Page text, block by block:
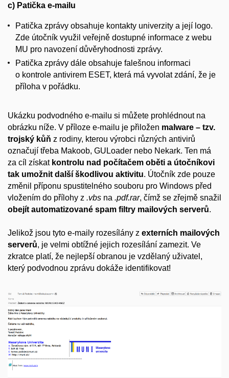
c) Patička e-mailu
Patička zprávy obsahuje kontakty univerzity a její logo.
Zde útočník využil veřejně dostupné informace z webu
MU pro navození důvěryhodnosti zprávy.
Patička zprávy dále obsahuje falešnou informaci
o kontrole antivirem ESET, která má vyvolat zdání, že je
příloha v pořádku.
Ukázku podvodného e-mailu si můžete prohlédnout na
obrázku níže. V příloze e-mailu je přiložen malware – tzv.
trojský kůň z rodiny, kterou výrobci různých antivirů
označují třeba Makoob, GULoader nebo Nekark. Ten má
za cíl získat kontrolu nad počítačem oběti a útočníkovi
tak umožnit další škodlivou aktivitu. Útočník zde pouze
změnil příponu spustitelného souboru pro Windows před
vložením do přílohy z .vbs na .pdf.rar, čímž se zřejmě snažil
obejít automatizované spam filtry mailových serverů.
Jelikož jsou tyto e-maily rozesílány z externích mailových
serverů, je velmi obtížné jejich rozesílání zamezit. Ve
zkratce platí, že nejlepší obranou je vzdělaný uživatel,
který podvodnou zprávu dokáže identifikovat!